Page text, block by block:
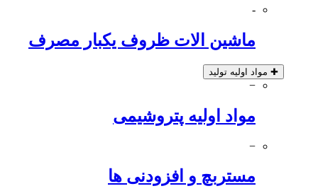
-
ماشین الات ظروف یکبار مصرف
✚ مواد اولیه تولید
−
مواد اولیه پتروشیمی
−
مستربچ و افزودنی ها